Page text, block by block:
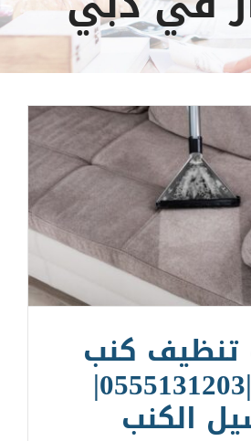
كنب
دبي |0555131203|
الكنب